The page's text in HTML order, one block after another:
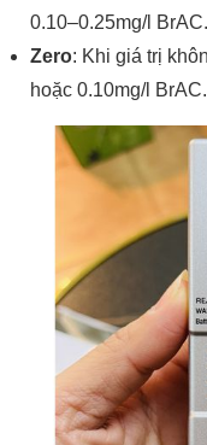
0.10–0.25mg/l BrAC.
Zero: Khi giá trị
hoặc 0.10mg/l BrAC.